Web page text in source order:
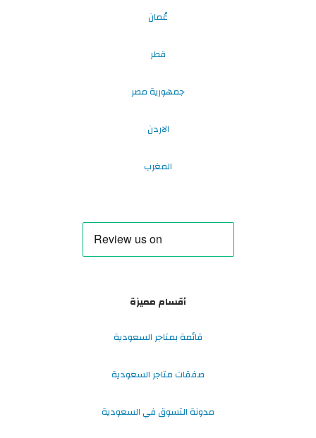
عُمان
قطر
جمهورية مصر
الاردن
المغرب
أقسام مميزة
قائمة بمتاجر السعودية
صفقات متاجر السعودية
مدونة التسوق في السعودية